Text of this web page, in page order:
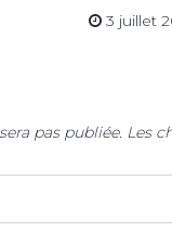
3 juillet
pas publiée. Les